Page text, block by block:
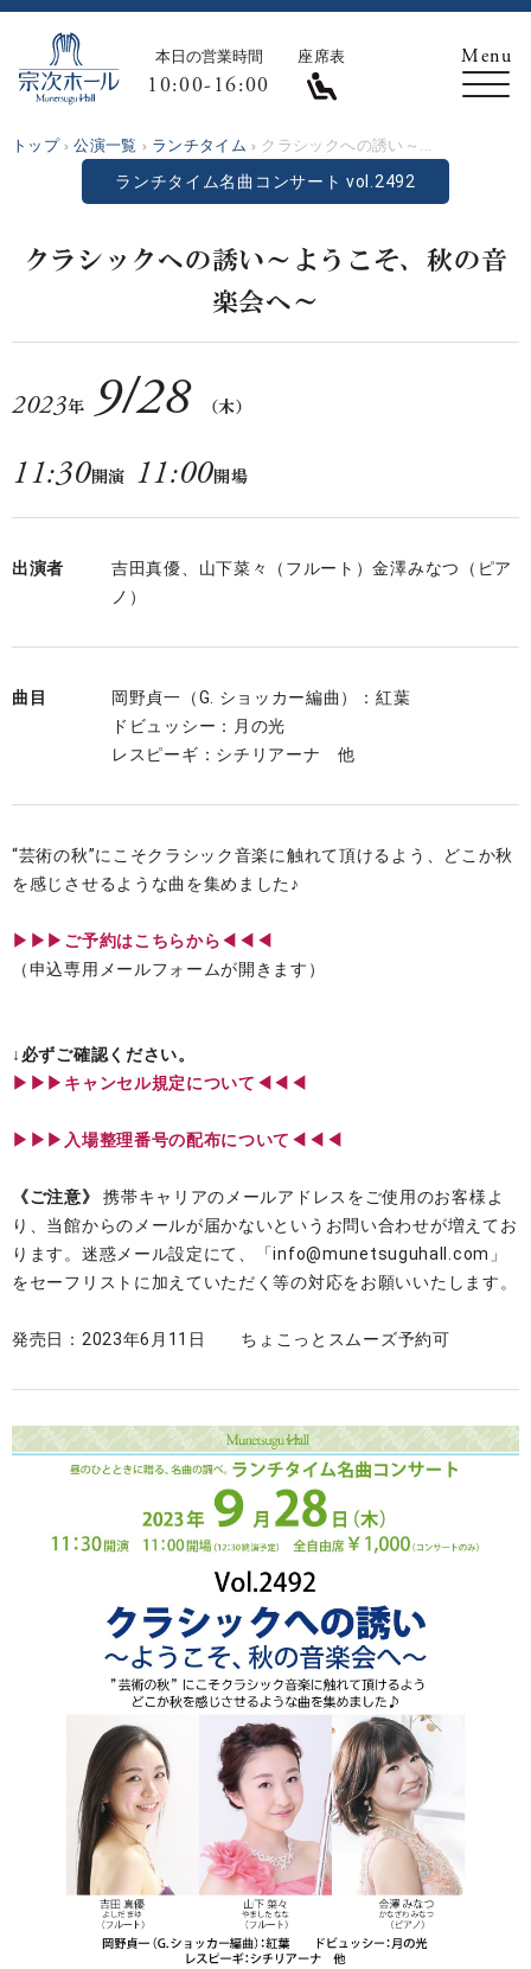
本日の営業時間
10:00-16:00
座席表
トップ 公演一覧 ランチタイム クラシックへの誘い～...
ランチタイム名曲コンサート vol.2492
クラシックへの誘い～ようこそ、秋の音
楽会へ～
2023年 9/28 （木）
11:30開演 11:00開場
出演者
吉田真優、山下菜々（フルート）金澤みなつ（ピア
ノ）
曲目
岡野貞一（G. ショッカー編曲）：紅葉
ドビュッシー：月の光
レスピーギ：シチリアーナ 他
“芸術の秋”にこそクラシック音楽に触れて頂けるよう、どこか秋
を感じさせるような曲を集めました♪
▶︎▶︎▶︎ご予約はこちらから◀◀◀
（申込専用メールフォームが開きます）
↓必ずご確認ください。
▶︎▶︎▶︎キャンセル規定について◀◀◀
▶︎▶︎▶︎入場整理番号の配布について◀◀◀
《ご注意》
携帯キャリアのメールアドレスをご使用のお客様よ
り、当館からのメールが届かないというお問い合わせが増えてお
ります。迷惑メール設定にて、「info@munetsuguhall.com」
をセーフリストに加えていただく等の対応をお願いいたします。
発売日：2023年6月11日 ちょこっとスムーズ予約可